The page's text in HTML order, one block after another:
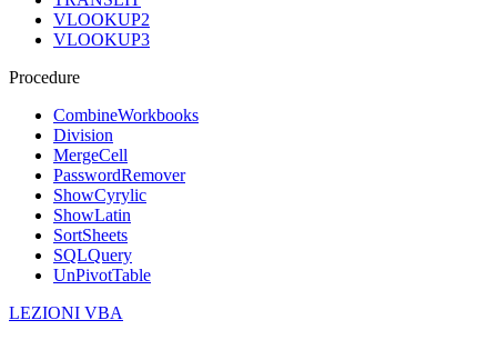
VLOOKUP2
VLOOKUP3
Procedure
CombineWorkbooks
Division
MergeCell
PasswordRemover
ShowCyrylic
ShowLatin
SortSheets
SQLQuery
UnPivotTable
LEZIONI VBA